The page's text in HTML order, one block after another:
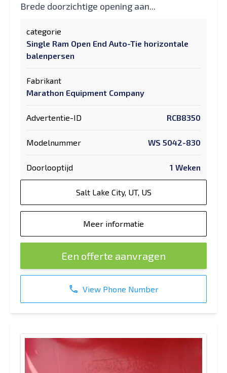
Brede doorzichtige opening aan...
categorie
Single Ram Open End Auto-Tie horizontale
balenpersen
Fabrikant
Marathon Equipment Company
Advertentie-ID RCB8350
Modelnummer WS 5042-830
Doorlooptijd 1 Weken
Salt Lake City, UT, US
Meer informatie
Een offerte aanvragen
View Phone Number